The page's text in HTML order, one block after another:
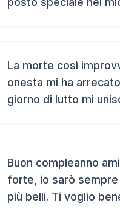
La morte così
onesta mi ha
giorno di lutto mi
Buon compleanno
forte, io sarò sempre
più belli. Ti voglio